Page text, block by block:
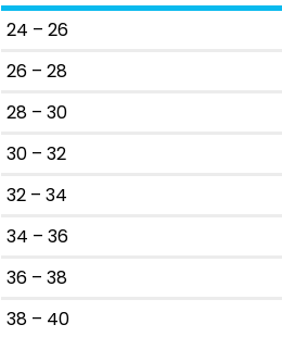
24 – 26
26 – 28
28 – 30
30 – 32
32 – 34
34 – 36
36 – 38
38 – 40